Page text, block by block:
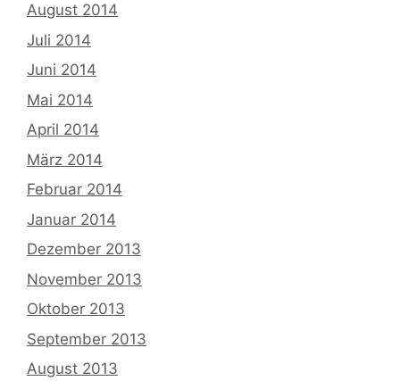
August 2014
Juli 2014
Juni 2014
Mai 2014
April 2014
März 2014
Februar 2014
Januar 2014
Dezember 2013
November 2013
Oktober 2013
September 2013
August 2013